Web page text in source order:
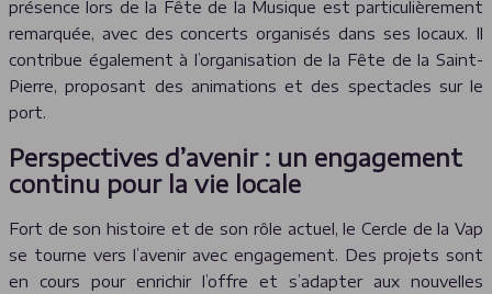
présence lors de la Fête de la Musique est particulièrement
remarquée, avec des concerts organisés dans ses locaux. Il
contribue également à l’organisation de la Fête de la Saint-
Pierre, proposant des animations et des spectacles sur le
port.
Perspectives d’avenir : un engagement
continu pour la vie locale
Fort de son histoire et de son rôle actuel, le Cercle de la Vap
se tourne vers l’avenir avec engagement. Des projets sont
en cours pour enrichir l’offre et s’adapter aux nouvelles